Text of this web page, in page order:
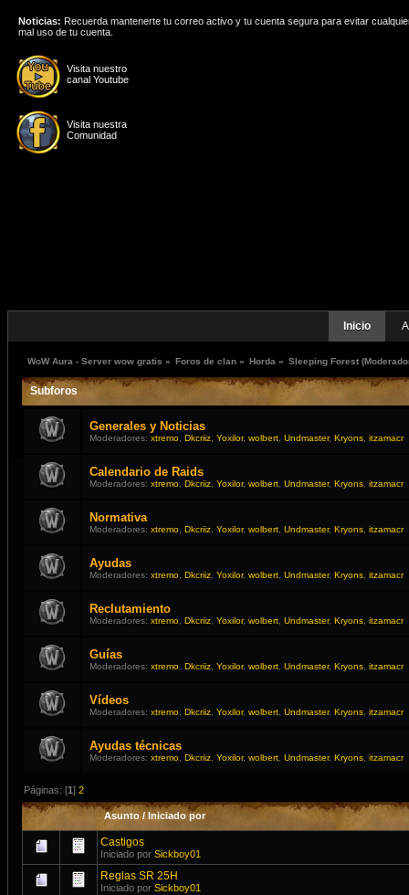
Visita nuestro
canal Youtube
Visita nuestra
Comunidad
Noticias: Recuerda mantenerte tu correo activo y tu cuenta segura para evitar
mal uso de tu cuenta.
Inicio
WoW Aura - Server wow gratis » Foros de clan » Horda » Sleeping Forest
Subforos
Generales y Noticias
Moderadores:xtremo ,Dkcriiz ,Yoxilor,wolbert ,Undmaster,Kryons ,itzamacr
Calendario de Raids
Moderadores:xtremo ,Dkcriiz ,Yoxilor,wolbert ,Undmaster,Kryons ,itzamacr
Normativa
Moderadores:xtremo ,Dkcriiz ,Yoxilor,wolbert ,Undmaster,Kryons ,itzamacr
Ayudas
Moderadores:xtremo ,Dkcriiz ,Yoxilor,wolbert ,Undmaster,Kryons ,itzamacr
Reclutamiento
Moderadores:xtremo ,Dkcriiz ,Yoxilor,wolbert ,Undmaster,Kryons ,itzamacr
Guías
Moderadores:xtremo ,Dkcriiz ,Yoxilor,wolbert ,Undmaster,Kryons ,itzamacr
Vídeos
Moderadores:xtremo ,Dkcriiz ,Yoxilor,wolbert ,Undmaster,Kryons ,itzamacr
Ayudas técnicas
Moderadores:xtremo ,Dkcriiz ,Yoxilor,wolbert ,Undmaster,Kryons ,itzamacr
Páginas: [1]2
Asunto/ Iniciado por
Castigos
Iniciado por Sickboy01
Reglas SR 25H
Iniciado por Sickboy01